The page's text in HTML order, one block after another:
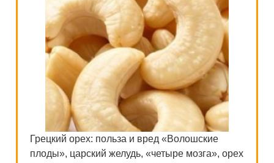
Грецкий орех: польза и вред «Волошские
плоды», царский желудь, «четыре мозга», орех